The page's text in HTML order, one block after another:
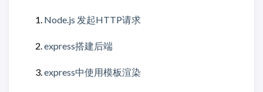
Node.js 发起HTTP请求
express搭建后端
express中使用模板渲染